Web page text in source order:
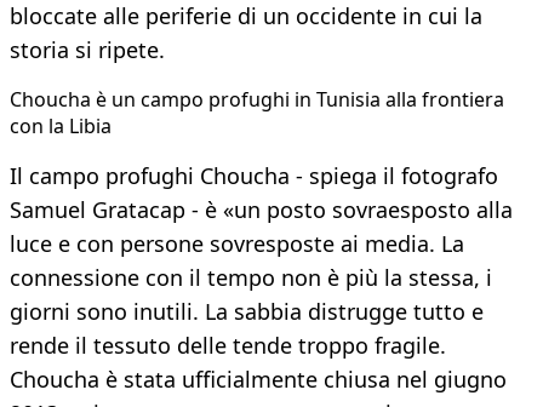
bloccate alle periferie di un occidente in cui la
storia si ripete.
Choucha è un campo profughi in Tunisia alla frontiera
con la Libia
Il campo profughi Choucha - spiega il fotografo
Samuel Gratacap - è «un posto sovraesposto alla
luce e con persone sovresposte ai media. La
connessione con il tempo non è più la stessa, i
giorni sono inutili. La sabbia distrugge tutto e
rende il tessuto delle tende troppo fragile.
Choucha è stata ufficialmente chiusa nel giugno